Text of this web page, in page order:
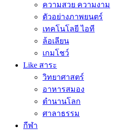
ความสวย ความงาม
ตัวอย่างภาพยนตร์
เทคโนโลยี ไอที
ล้อเลียน
เกมโชว์
Like สาระ
วิทยาศาสตร์
อาหารสมอง
ตำนานโลก
ศาลาธรรม
กีฬา